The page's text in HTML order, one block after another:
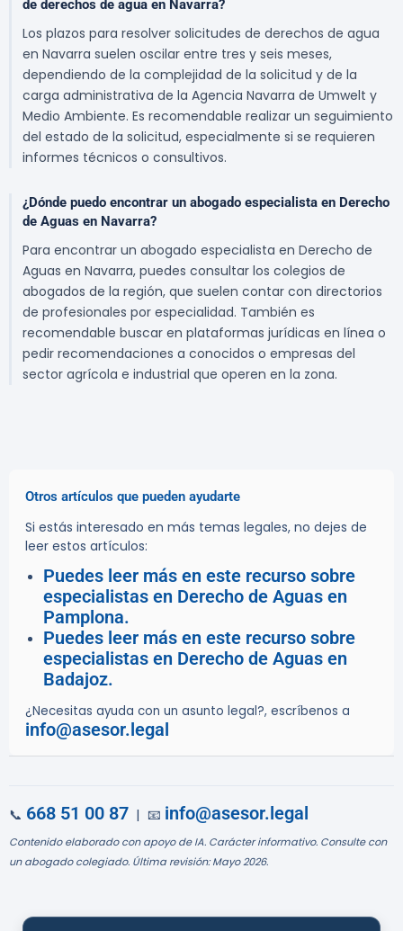
de derechos de agua en Navarra?
Los plazos para resolver solicitudes de derechos de agua
en Navarra suelen oscilar entre tres y seis meses,
dependiendo de la complejidad de la solicitud y de la
carga administrativa de la Agencia Navarra de Umwelt y
Medio Ambiente. Es recomendable realizar un seguimiento
del estado de la solicitud, especialmente si se requieren
informes técnicos o consultivos.
¿Dónde puedo encontrar un abogado especialista en Derecho
de Aguas en Navarra?
Para encontrar un abogado especialista en Derecho de
Aguas en Navarra, puedes consultar los colegios de
abogados de la región, que suelen contar con directorios
de profesionales por especialidad. También es
recomendable buscar en plataformas jurídicas en línea o
pedir recomendaciones a conocidos o empresas del
sector agrícola e industrial que operen en la zona.
Otros artículos que pueden ayudarte
Si estás interesado en más temas legales, no dejes de
leer estos artículos:
Puedes leer más en este recurso sobre
especialistas en Derecho de Aguas en
Pamplona.
Puedes leer más en este recurso sobre
especialistas en Derecho de Aguas en
Badajoz.
¿Necesitas ayuda con un asunto legal?, escríbenos a
info@asesor.legal
📞 668 51 00 87 | 📧 info@asesor.legal
Contenido elaborado con apoyo de IA. Carácter informativo. Consulte con
un abogado colegiado. Última revisión: Mayo 2026.